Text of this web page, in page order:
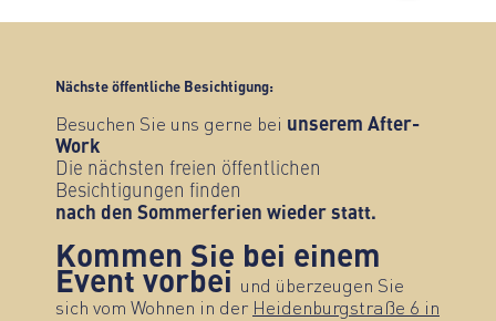
Nächste öffentliche Besichtigung:
Besuchen Sie uns gerne bei unserem After-
Work
Die nächsten freien öffentlichen
Besichtigungen finden
nach den Sommerferien wieder statt.
Kommen Sie bei einem
Event vorbei und überzeugen Sie
sich vom Wohnen in der Heidenburgstraße 6 in